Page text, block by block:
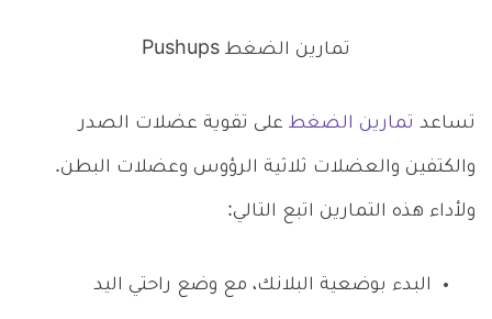
تمارين الضغط Pushups
تساعد تمارين الضغط على تقوية عضلات الصدر
والكتفين والعضلات ثلاثية الرؤوس وعضلات البطن.
ولأداء هذه التمارين اتبع التالي:
البدء بوضعية البلانك، مع وضع راحتي اليد